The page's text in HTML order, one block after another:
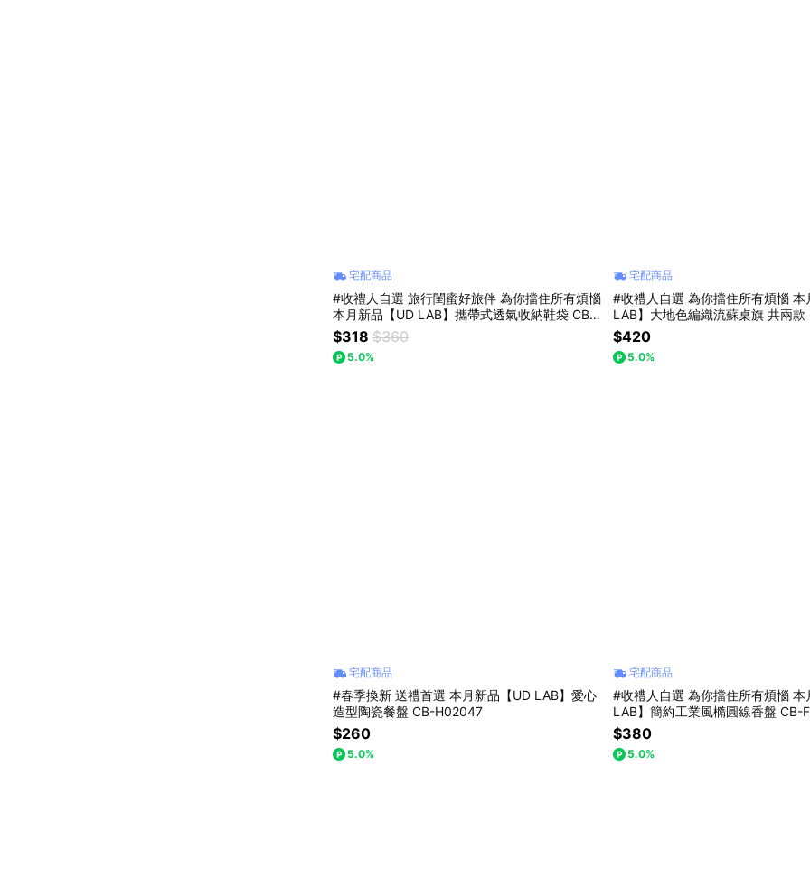
宅配商品
#收禮人自選 旅行閨蜜好旅伴 為你擋住所有煩惱
本月新品【UD LAB】攜帶式透氣收納鞋袋 CB-
H05058
$318 $360
5.0%
宅配商品
#收禮人自選 為你擋住所有煩惱 本
LAB】大地色編織流蘇桌旗 共兩
$420
5.0%
宅配商品
#春季換新 送禮首選 本月新品【UD LAB】愛心
造型陶瓷餐盤 CB-H02047
$260
5.0%
宅配商品
#收禮人自選 為你擋住所有煩惱 本
LAB】簡約工業風橢圓線香盤
$380
5.0%